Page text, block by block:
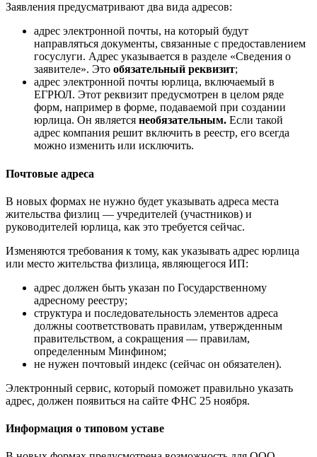
Заявления предусматривают два вида адресов:
адрес электронной почты, на который будут
направляться документы, связанные с предоставлением
госуслуги. Адрес указывается в разделе «Сведения о
заявителе». Это обязательный реквизит;
адрес электронной почты юрлица, включаемый в
ЕГРЮЛ. Этот реквизит предусмотрен в целом ряде
форм, например в форме, подаваемой при создании
юрлица. Он является необязательным. Если такой
адрес компания решит включить в реестр, его всегда
можно изменить или исключить.
Почтовые адреса
В новых формах не нужно будет указывать адреса места
жительства физлиц — учредителей (участников) и
руководителей юрлица, как это требуется сейчас.
Изменяются требования к тому, как указывать адрес юрлица
или место жительства физлица, являющегося ИП:
адрес должен быть указан по Государственному
адресному реестру;
структура и последовательность элементов адреса
должны соответствовать правилам, утвержденным
правительством, а сокращения — правилам,
определенным Минфином;
не нужен почтовый индекс (сейчас он обязателен).
Электронный сервис, который поможет правильно указать
адрес, должен появиться на сайте ФНС 25 ноября.
Информация о типовом уставе